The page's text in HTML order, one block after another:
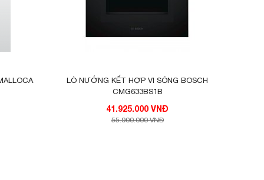
LÒ NƯỚNG KẾT HỢP VI SÓNG BOSCH
CMG633BS1B
41.925.000 VNĐ
55.900.000 VNĐ